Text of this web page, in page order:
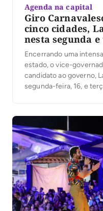
Agenda na capital
Giro
cinco cidades,
nesta segunda
Encerrando uma
estado, o vice-
candidato ao governo,
segunda-feira, 16, e
principais
reunindo milhares de